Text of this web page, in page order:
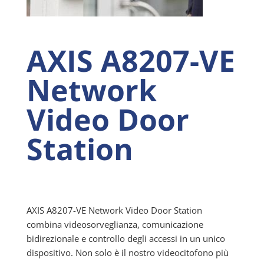
AXIS A8207-VE
Network
Video Door
Station
AXIS A8207-VE Network Video Door Station
combina videosorveglianza, comunicazione
bidirezionale e controllo degli accessi in un unico
dispositivo. Non solo è il nostro videocitofono più